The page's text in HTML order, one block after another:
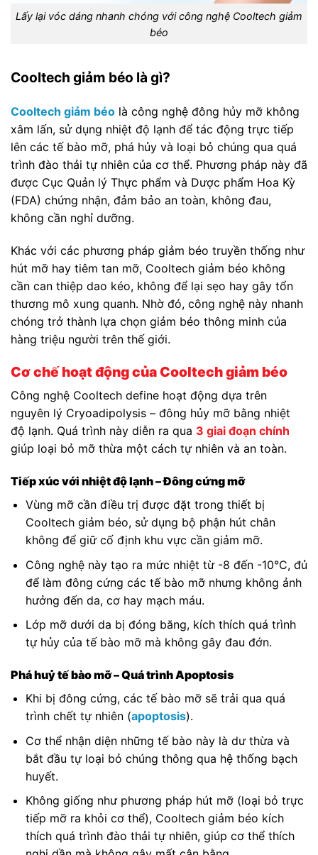
Lấy lại vóc dáng nhanh chóng với công nghệ Cooltech giảm
béo
Cooltech giảm béo là gì?
Cooltech giảm béo là công nghệ đông hủy mỡ không
xâm lấn, sử dụng nhiệt độ lạnh để tác động trực tiếp
lên các tế bào mỡ, phá hủy và loại bỏ chúng qua quá
trình đào thải tự nhiên của cơ thể. Phương pháp này đã
được Cục Quản lý Thực phẩm và Dược phẩm Hoa Kỳ
(FDA) chứng nhận, đảm bảo an toàn, không đau,
không cần nghỉ dưỡng.
Khác với các phương pháp giảm béo truyền thống như
hút mỡ hay tiêm tan mỡ, Cooltech giảm béo không
cần can thiệp dao kéo, không để lại sẹo hay gây tổn
thương mô xung quanh. Nhờ đó, công nghệ này nhanh
chóng trở thành lựa chọn giảm béo thông minh của
hàng triệu người trên thế giới.
Cơ chế hoạt động của Cooltech giảm béo
Công nghệ Cooltech define hoạt động dựa trên
nguyên lý Cryoadipolysis – đông hủy mỡ bằng nhiệt
độ lạnh. Quá trình này diễn ra qua 3 giai đoạn chính
giúp loại bỏ mỡ thừa một cách tự nhiên và an toàn.
Tiếp xúc với nhiệt độ lạnh – Đông cứng mỡ
Vùng mỡ cần điều trị được đặt trong thiết bị
Cooltech giảm béo, sử dụng bộ phận hút chân
không để giữ cố định khu vực cần giảm mỡ.
Công nghệ này tạo ra mức nhiệt từ -8 đến -10°C, đủ
để làm đông cứng các tế bào mỡ nhưng không ảnh
hưởng đến da, cơ hay mạch máu.
Lớp mỡ dưới da bị đóng băng, kích thích quá trình
tự hủy của tế bào mỡ mà không gây đau đớn.
Phá huỷ tế bào mỡ – Quá trình Apoptosis
Khi bị đông cứng, các tế bào mỡ sẽ trải qua quá
trình chết tự nhiên (apoptosis).
Cơ thể nhận diện những tế bào này là dư thừa và
bắt đầu tự loại bỏ chúng thông qua hệ thống bạch
huyết.
Không giống như phương pháp hút mỡ (loại bỏ trực
tiếp mỡ ra khỏi cơ thể), Cooltech giảm béo kích
thích quá trình đào thải tự nhiên, giúp cơ thể thích